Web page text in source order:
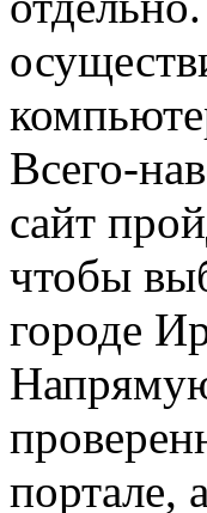
Всего-
сайт
чтобы
городе
портале,